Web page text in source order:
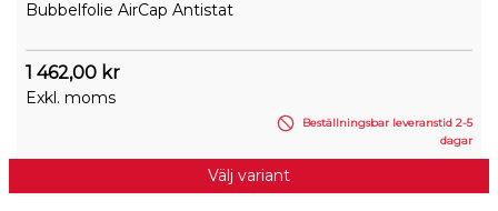
Bubbelfolie AirCap Antistat
1 462,00 kr
Exkl. moms
Beställningsbar leveranstid 2-5
dagar
Välj variant